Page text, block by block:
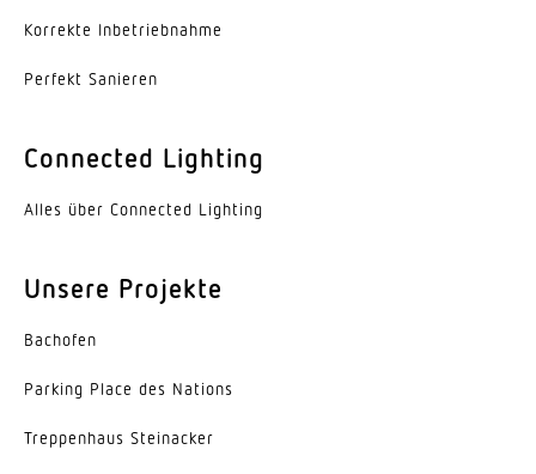
Korrekte Inbe­trieb­nahme
Perfekt Sanieren
Connected Lighting
Alles über Connected Lighting
Unsere Projekte
Bachofen
Parking Place des Nations
Trep­penhaus Steinacker